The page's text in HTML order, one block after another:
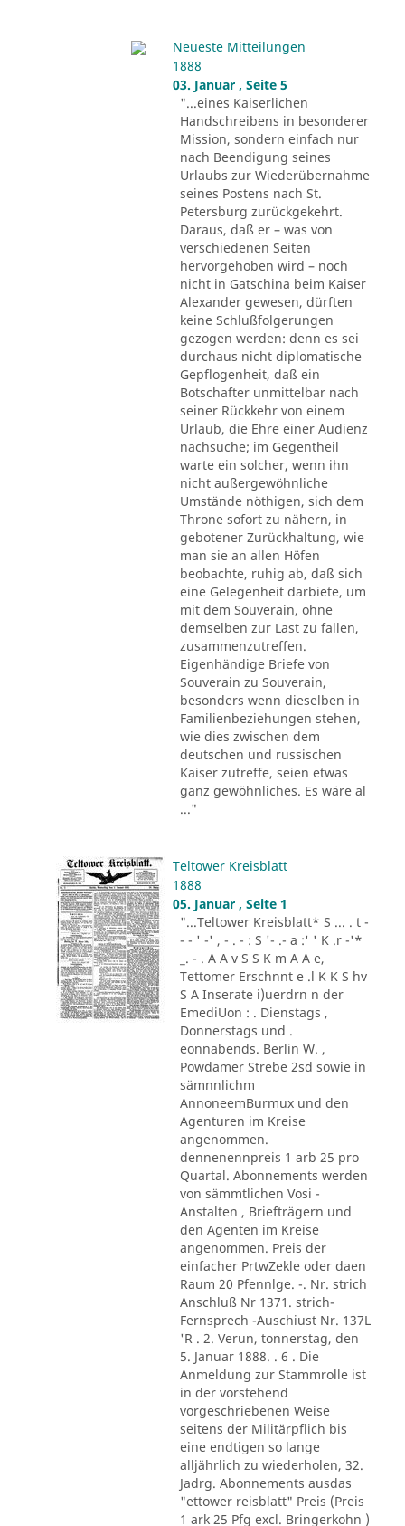
Neueste Mitteilungen
1888
03. Januar , Seite 5
"...eines Kaiserlichen
Handschreibens in besonderer
Mission, sondern einfach nur
nach Beendigung seines
Urlaubs zur Wiederübernahme
seines Postens nach St.
Petersburg zurückgekehrt.
Daraus, daß er – was von
verschiedenen Seiten
hervorgehoben wird – noch
nicht in Gatschina beim Kaiser
Alexander gewesen, dürften
keine Schlußfolgerungen
gezogen werden: denn es sei
durchaus nicht diplomatische
Gepflogenheit, daß ein
Botschafter unmittelbar nach
seiner Rückkehr von einem
Urlaub, die Ehre einer Audienz
nachsuche; im Gegentheil
warte ein solcher, wenn ihn
nicht außergewöhnliche
Umstände nöthigen, sich dem
Throne sofort zu nähern, in
gebotener Zurückhaltung, wie
man sie an allen Höfen
beobachte, ruhig ab, daß sich
eine Gelegenheit darbiete, um
mit dem Souverain, ohne
demselben zur Last zu fallen,
zusammenzutreffen.
Eigenhändige Briefe von
Souverain zu Souverain,
besonders wenn dieselben in
Familienbeziehungen stehen,
wie dies zwischen dem
deutschen und russischen
Kaiser zutreffe, seien etwas
ganz gewöhnliches. Es wäre al
..."
Teltower Kreisblatt
1888
05. Januar , Seite 1
"...Teltower Kreisblatt* S ... . t -
- - ' -' , - . - : S '- .- a :' ' K .r -'*
_. - . A A v S S K m A A e,
Tettomer Erschnnt e .l K K S hv
S A Inserate i)uerdrn n der
EmediUon : . Dienstags ,
Donnerstags und .
eonnabends. Berlin W. ,
Powdamer Strebe 2sd sowie in
sämnnlichm
AnnoneemBurmux und den
Agenturen im Kreise
angenommen.
dennenennpreis 1 arb 25 pro
Quartal. Abonnements werden
von sämmtlichen Vosi -
Anstalten , Briefträgern und
den Agenten im Kreise
angenommen. Preis der
einfacher PrtwZekle oder daen
Raum 20 Pfennlge. -. Nr. strich
Anschluß Nr 1371. strich-
Fernsprech -Auschiust Nr. 137L
'R . 2. Verun, tonnerstag, den
5. Januar 1888. . 6 . Die
Anmeldung zur Stammrolle ist
in der vorstehend
vorgeschriebenen Weise
seitens der Militärpflich bis
eine endtigen so lange
alljährlich zu wiederholen, 32.
Jadrg. Abonnements ausdas
"ettower reisblatt" Preis (Preis
1 ark 25 Pfg excl. Bringerkohn )